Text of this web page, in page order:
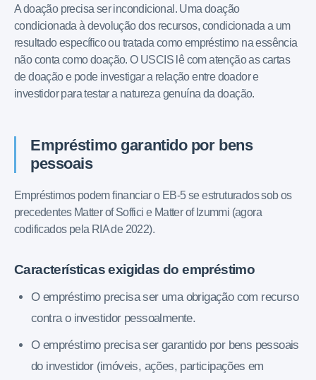
A doação precisa ser incondicional. Uma doação
condicionada à devolução dos recursos, condicionada a um
resultado específico ou tratada como empréstimo na essência
não conta como doação. O USCIS lê com atenção as cartas
de doação e pode investigar a relação entre doador e
investidor para testar a natureza genuína da doação.
Empréstimo garantido por bens
pessoais
Empréstimos podem financiar o EB-5 se estruturados sob os
precedentes Matter of Soffici e Matter of Izummi (agora
codificados pela RIA de 2022).
Características exigidas do empréstimo
O empréstimo precisa ser uma obrigação com recurso
contra o investidor pessoalmente.
O empréstimo precisa ser garantido por bens pessoais
do investidor (imóveis, ações, participações em